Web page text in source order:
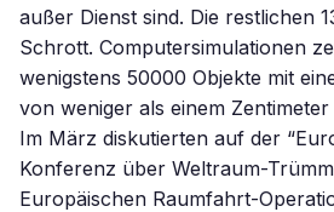
außer Dienst sind. Die restlichen
Schrott. Computersimulationen
wenigstens 50000 Objekte mit
von weniger als einem
Im März diskutierten auf der
Konferenz über Weltraum-
Europäischen Raumfahrt-